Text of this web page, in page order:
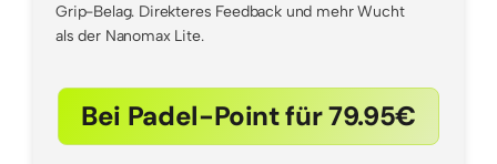
Grip-Belag. Direkteres Feedback und mehr Wucht
als der Nanomax Lite.
Bei Padel-Point für 79.95€